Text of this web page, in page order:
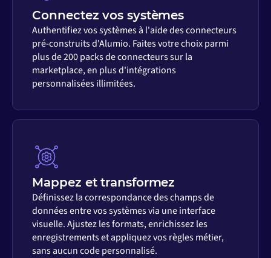
Connectez vos systèmes
Authentifiez vos systèmes à l'aide des connecteurs
pré-construits d'Alumio. Faites votre choix parmi
plus de 200 packs de connecteurs sur la
marketplace, en plus d'intégrations
personnalisées illimitées.
Mappez et transformez
Définissez la correspondance des champs de
données entre vos systèmes via une interface
visuelle. Ajustez les formats, enrichissez les
enregistrements et appliquez vos règles métier,
sans aucun code personnalisé.